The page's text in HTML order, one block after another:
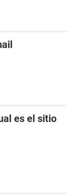
es el sitio